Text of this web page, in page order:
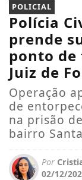
POLICIAL
Polícia
prende
ponto de
Juiz de
Operação
de
na prisão
bairro
Por
02/12/